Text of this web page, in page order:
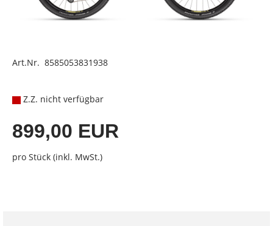
Art.Nr. 8585053831938
Z.Z. nicht verfügbar
899,00 EUR
pro Stück (inkl. MwSt.)